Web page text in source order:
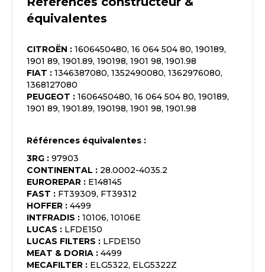
équivalentes
CITROËN : 1606450480, 16 064 504 80, 190189,
1901 89, 1901.89, 190198, 1901 98, 1901.98
FIAT : 1346387080, 1352490080, 1362976080,
1368127080
PEUGEOT : 1606450480, 16 064 504 80, 190189,
1901 89, 1901.89, 190198, 1901 98, 1901.98
Références équivalentes :
3RG : 97903
CONTINENTAL : 28.0002-4035.2
EUROREPAR : E148145
FAST : FT39309, FT39312
HOFFER : 4499
INTFRADIS : 10106, 10106E
LUCAS : LFDE150
LUCAS FILTERS : LFDE150
MEAT & DORIA : 4499
MECAFILTER : ELG5322, ELG5322Z